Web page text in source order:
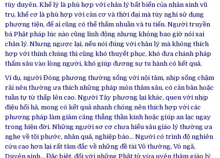
tùy duyên. Khế lý là phù hợp với chân lý bất biến của nhân sinh vũ
trụ, khế cơ là phù hợp với căn cơ và thời đại mà tùy nghi sử dụng
phương tiện, để ai cũng có thể thấm nhuần và tu tiến. Người truyền
bá Phật pháp lúc nào cũng linh động nhưng không bao giờ nói sai
chân lý. Nhưng ngược lại, nếu nói đúng với chân lý mà không thích
hợp với thính chúng thì cũng khó thuyết phục, khó đưa chánh pháp
thấm sâu vào lòng người, khó giúp đương sự tu hành có kết quả.
Ví dụ, người Đông phương thường sống với nội tâm, nhịp sống chậm
rãi nên thường ưa thích những pháp môn thâm sâu, có căn bản hoặc
tuần tự từ thấp lên cao. Người Tây phương lại khác, quen với nhịp
điệu hối hả, mong có kết quả nhanh chóng nên thích hợp với các
phương pháp làm giảm căng thẳng thần kinh hoặc giúp an lạc ngay
trong hiện đời. Những người sơ cơ chưa hiểu sâu giáo lý thường ưa
nghe về tội phước, nhân quả, nghiệp báo… Người có trình độ nghiên
cứu cao hơn lại rất tâm đắc về những đề tài Vô thường, Vô ngã,
Duyên sinh… Đặc biệt, đối với những Phật tử vừa uyên thâm giáo lý